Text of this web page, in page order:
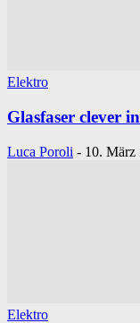
Elektro
Glasfaser clever
Luca Poroli - 10. März
Elektro